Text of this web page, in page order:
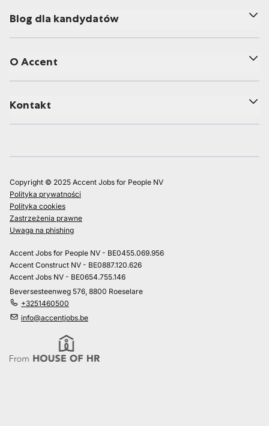
Blog dla kandydatów
O Accent
Kontakt
Copyright © 2025 Accent Jobs for People NV
Polityka prywatności
Polityka cookies
Zastrzeżenia prawne
Uwaga na phishing
Accent Jobs for People NV - BE0455.069.956
Accent Construct NV - BE0887.120.626
Accent Jobs NV - BE0654.755.146
Beversesteenweg 576, 8800 Roeselare
+3251460500
info@accentjobs.be